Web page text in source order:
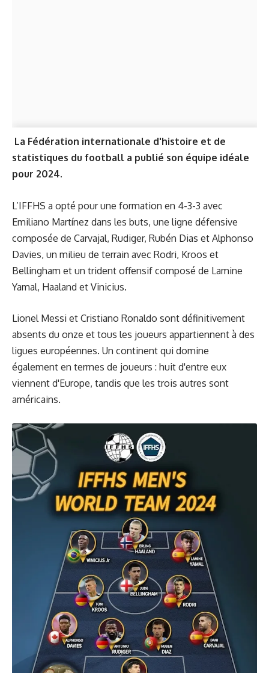
La Fédération internationale d'histoire et de
statistiques du football a publié son équipe idéale
pour 2024.
L’IFFHS a opté pour une formation en 4-3-3 avec
Emiliano Martínez dans les buts, une ligne défensive
composée de Carvajal, Rudiger, Rubén Dias et Alphonso
Davies, un milieu de terrain avec Rodri, Kroos et
Bellingham et un trident offensif composé de Lamine
Yamal, Haaland et Vinicius.
Lionel Messi et Cristiano Ronaldo sont définitivement
absents du onze et tous les joueurs appartiennent à des
ligues européennes. Un continent qui domine
également en termes de joueurs : huit d'entre eux
viennent d'Europe, tandis que les trois autres sont
américains.